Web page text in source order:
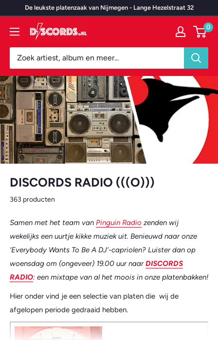
content
De leukste platenzaak van Nijmegen - Lange Hezelstraat 32
Discords.nl 0
DISCORDS RADIO (((O)))
363 producten
Samen met het team van Pinguin Radio zenden wij
wekelijks een uurtje kikke muziek uit. Benieuwd naar onze
‘Everybody Wants To Be A DJ’-capriolen? Luister dan op
woensdag om (ongeveer) 19.00 uur naarDISCORDS
RADIO: een mixtape van al het moois in onze platenbakken!
Hier onder vind je een selectie van platen die wij de
afgelopen periode gedraaid hebben.